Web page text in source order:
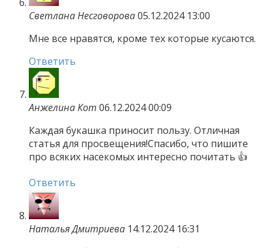
Светлана Несговорова05.12.2024 13:00
Мне все нравятся, кроме тех которые кусаются.
Ответить
Анжелина Кот 06.12.2024 00:09
Каждая букашка приносит пользу. Отличная
статья для просвещения!Спасибо, что пишите
про всяких насекомых интересно почитать 👍
Ответить
Наталья Дмитриева 14.12.2024 16:31